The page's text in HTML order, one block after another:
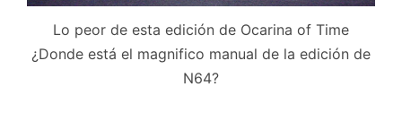
Lo peor de esta edición de Ocarina of Time
¿Donde está el magnifico manual de la edición de
N64?